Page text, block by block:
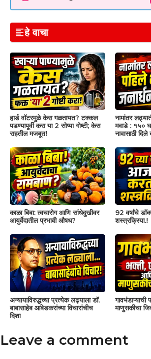
हे वाचा
हार्ड वॉटरमुळे केस गळतायत? टक्कल
पडण्यापूर्वी करा या 2 सोप्या गोष्टी; केस
राहतील मजबूत!
नामांतर
मवाडे : १५०
नावासाठी दिले
काळा बिबा: त्वचारोग आणि सांधेदुखीवर
आयुर्वेदातील प्रभावी औषध?
92 वर्षांचे
शस्त्रक्रिया.!
अन्यायाविरुद्धच्या प्रत्येक लढ्याला डॉ.
बाबासाहेब आंबेडकरांच्या विचारांचीच
दिशा
गावभंडाऱ्याची
माणुसकीचा
Leave a comment